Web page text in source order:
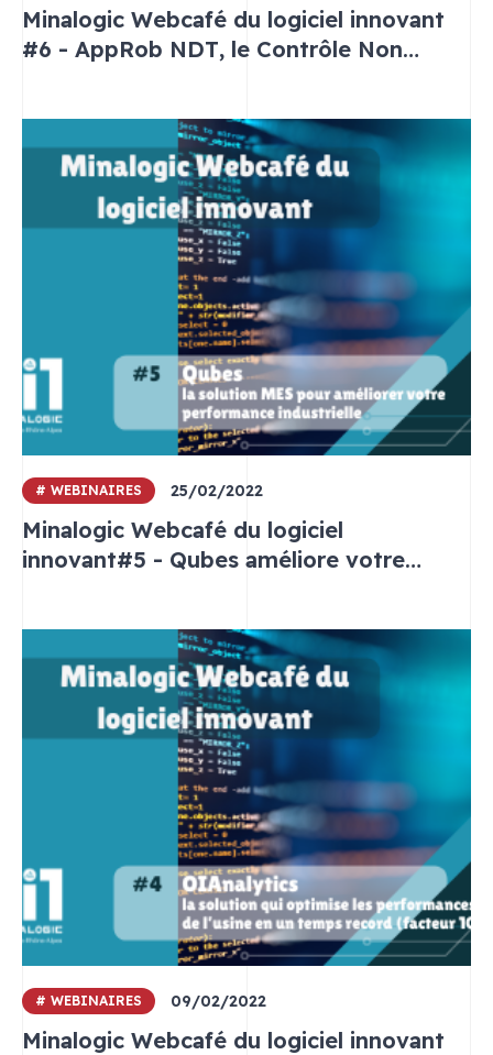
Minalogic Webcafé du logiciel innovant
#6 - AppRob NDT, le Contrôle Non
# WEBINAIRES 25/02/2022
Minalogic Webcafé du logiciel
innovant#5 - Qubes améliore votre
# WEBINAIRES 09/02/2022
Minalogic Webcafé du logiciel innovant